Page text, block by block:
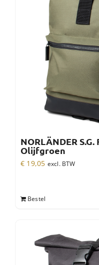
NORLÄNDER
Olijfgroen
€ 19,05 excl. BTW
Bestel